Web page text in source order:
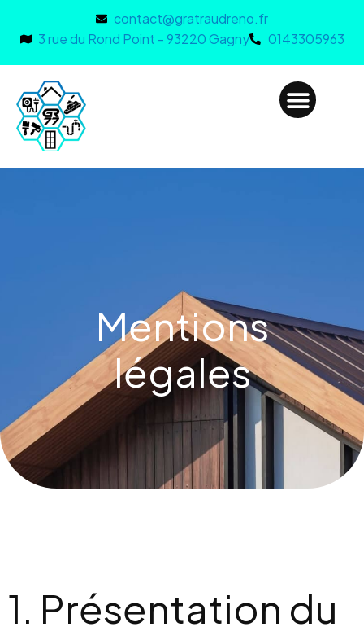
contact@gratraudreno.fr
3 rue du Rond Point - 93220 Gagny
0143305963
Mentions
légales
1. Présentation du